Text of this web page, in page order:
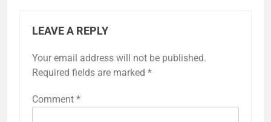
LEAVE A REPLY
Your email address will not be published.
Required fields are marked *
Comment *